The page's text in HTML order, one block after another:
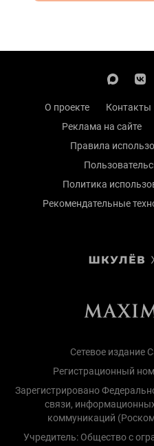
О проекте Контакты
Реклама на сайте
Правила
Политика
Рекомендательные
Сетевое издание
Регистрационный
Зарегистрировано
связи,
коммуникаций
Учредитель: Общество с